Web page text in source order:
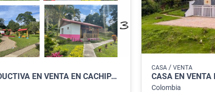
FINCA PRODUCTIVA EN VENTA EN CACHIPAY
CASA /VENTA
Colombia